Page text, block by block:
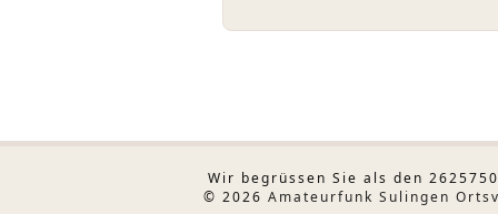
Wir begrüssen Sie als den
© 2026 Amateurfunk Sulingen